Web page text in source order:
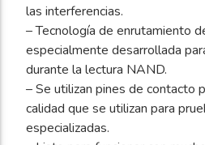
las interferencias.
– Tecnología de enrutamiento
especialmente desarrollada
durante la lectura NAND.
– Se utilizan pines de contacto
calidad que se utilizan para
especializadas.